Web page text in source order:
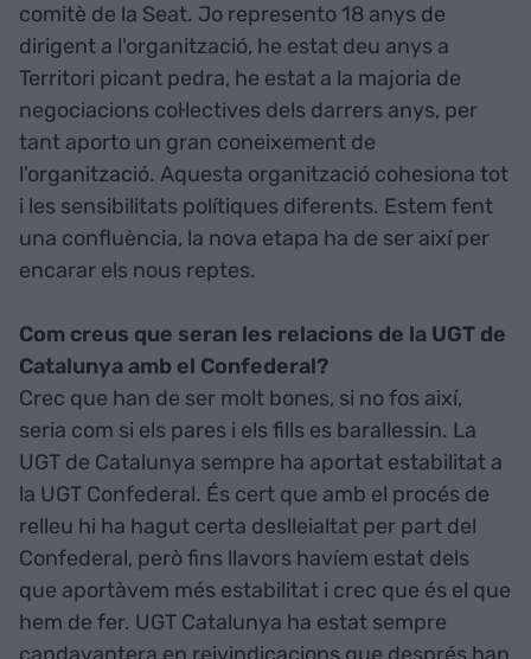
comitè de la Seat. Jo represento 18 anys de
dirigent a l'organització, he estat deu anys a
Territori picant pedra, he estat a la majoria de
negociacions col·lectives dels darrers anys, per
tant aporto un gran coneixement de
l'organització. Aquesta organització cohesiona tot
i les sensibilitats polítiques diferents. Estem fent
una confluència, la nova etapa ha de ser així per
encarar els nous reptes.
Com creus que seran les relacions de la UGT de
Catalunya amb el Confederal?
Crec que han de ser molt bones, si no fos així,
seria com si els pares i els fills es barallessin. La
UGT de Catalunya sempre ha aportat estabilitat a
la UGT Confederal. És cert que amb el procés de
relleu hi ha hagut certa deslleialtat per part del
Confederal, però fins llavors havíem estat dels
que aportàvem més estabilitat i crec que és el que
hem de fer. UGT Catalunya ha estat sempre